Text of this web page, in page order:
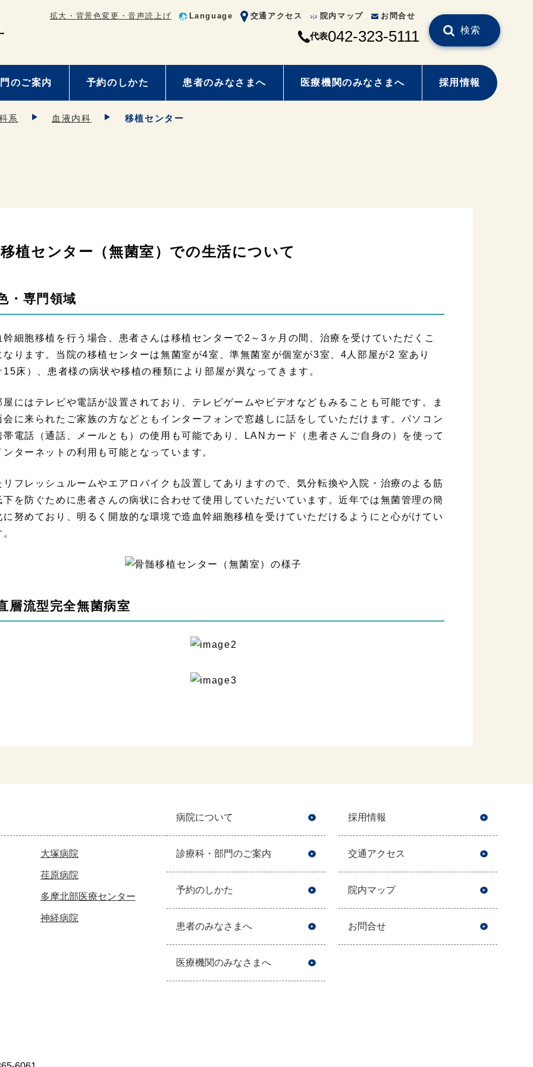
拡大・背景色変更・音声読上げ Language 交通アクセス 院内マップ お問合せ
代表042-323-5111 検索
のご案内 予約のしかた 患者のみなさまへ 医療機関のみなさまへ 採用情報
系 血液内科 移植センター
移植センター（無菌室）での生活について
・専門領域
幹細胞移植を行う場合、患者さんは移植センターで2～3ヶ月の間、治療を受けていただくこ
なります。当院の移植センターは無菌室が4室、準無菌室が個室が3室、4人部屋が2 室あり
15床）、患者様の病状や移植の種類により部屋が異なってきます。
屋にはテレビや電話が設置されており、テレビゲームやビデオなどもみることも可能です。ま
会に来られたご家族の方などともインターフォンで窓越しに話をしていただけます。パソコン
帯電話（通話、メールとも）の使用も可能であり、LANカード（患者さんご自身の）を使って
ンターネットの利用も可能となっています。
リフレッシュルームやエアロバイクも設置してありますので、気分転換や入院・治療のよる筋
下を防ぐために患者さんの病状に合わせて使用していただいています。近年では無菌管理の簡
に努めており、明るく開放的な環境で造血幹細胞移植を受けていただけるようにと心がけてい
層流型完全無菌病室
大塚病院
荏原病院
多摩北部医療センター
神経病院
病院について
診療科・部門のご案内
予約のしかた
患者のみなさまへ
医療機関のみなさまへ
採用情報
交通アクセス
院内マップ
お問合せ